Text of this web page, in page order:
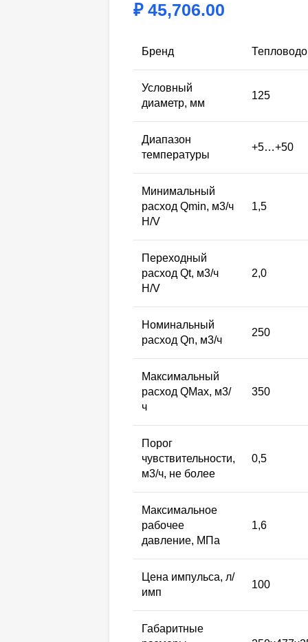
₽45,706.00
Бренд
Условный
диаметр, мм
125
Диапазон
температуры
+5…+50
Минимальный
расход Qmin, м3/ч
H/V
1,5
Переходный
расход Qt, м3/ч
H/V
2,0
Номинальный
расход Qn, м3/ч
250
Максимальный
расход QMax, м3/
ч
350
Порог
чувствительности,
м3/ч, не более
0,5
Максимальное
рабочее
давление, МПа
1,6
Цена импульса, л/
имп
100
Габаритные